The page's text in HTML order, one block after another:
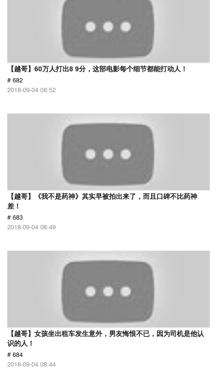
【越哥】60万人打出8 9分，这部电影每个细节都能打动人！
# 682
2018-09-04 08:52
【越哥】《我不是药神》其实早被拍出来了，而且口碑不比药神
差！
# 683
2018-09-04 08:49
【越哥】女孩坐出租车发生意外，男友悔恨不已，因为司机是他认
识的人！
# 684
2018-09-04 08:44